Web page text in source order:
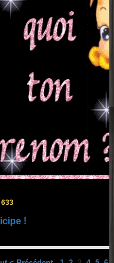
633
!